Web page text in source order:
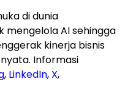
di dunia
mengelola AI sehingga
kinerja bisnis
Informasi
, LinkedIn, X,